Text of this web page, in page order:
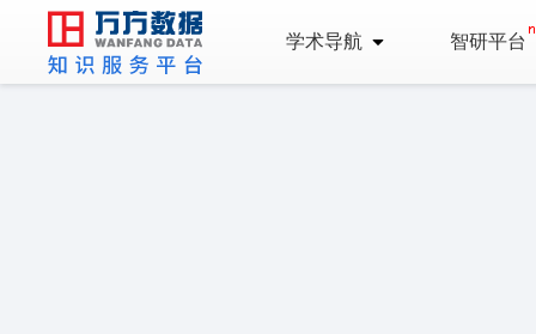
学术导航 智研平台